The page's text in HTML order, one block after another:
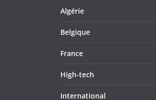
Algérie
Belgique
France
High-tech
International